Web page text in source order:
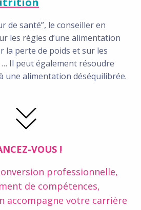
de santé”, le conseiller en
les règles d’une alimentation
la perte de poids et sur les
Il peut également résoudre
une alimentation déséquilibrée.
VOUS !
professionnelle,
de compétences,
accompagne votre carrière